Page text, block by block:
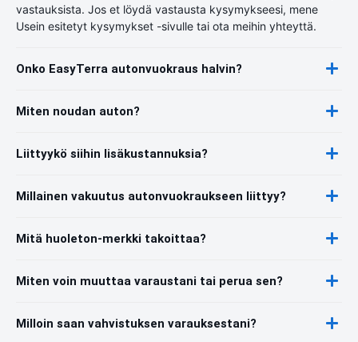
vastauksista. Jos et löydä vastausta kysymykseesi, mene
Usein esitetyt kysymykset -sivulle tai ota meihin yhteyttä.
Onko EasyTerra autonvuokraus halvin?
Miten noudan auton?
Liittyykö siihin lisäkustannuksia?
Millainen vakuutus autonvuokraukseen liittyy?
Mitä huoleton-merkki takoittaa?
Miten voin muuttaa varaustani tai perua sen?
Milloin saan vahvistuksen varauksestani?